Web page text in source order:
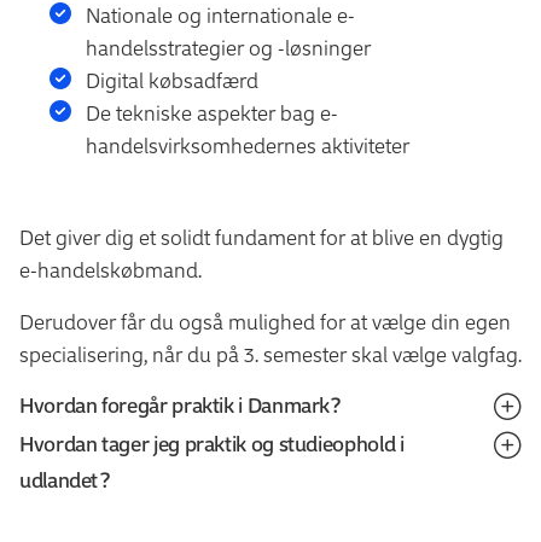
Nationale og internationale e-
handelsstrategier og -løsninger
Digital købsadfærd
De tekniske aspekter bag e-
handelsvirksomhedernes aktiviteter
Det giver dig et solidt fundament for at blive en dygtig
e-handelskøbmand.
Derudover får du også mulighed for at vælge din egen
specialisering, når du på 3. semester skal vælge valgfag.
Hvordan foregår praktik i Danmark?
Under uddannelsen vil du være tilknyttet som
praktikant i en e-handelsvirksomhed, hvor du er i
Hvordan tager jeg praktik og studieophold i
udlandet?